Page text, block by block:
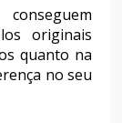
originais
quanto na
no seu